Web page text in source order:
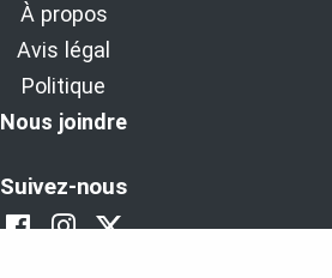
À propos
Avis légal
Politique
Nous joindre
Suivez-nous